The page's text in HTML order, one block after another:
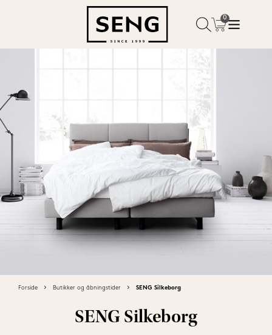
Forside Butikker og åbningstider SENG Silkeborg
SENG Silkeborg